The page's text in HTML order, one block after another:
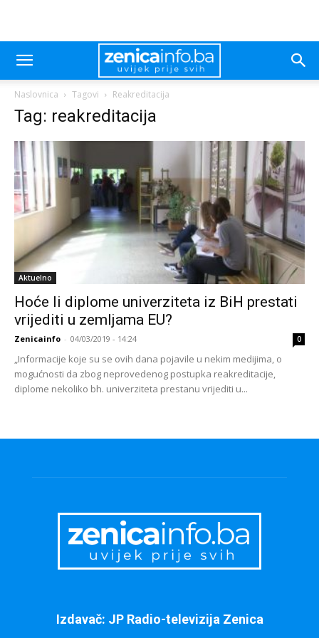
Naslovnica Tagovi Reakreditacija
Tag: reakreditacija
Aktuelno
Hoće li diplome univerziteta iz BiH prestati
vrijediti u zemljama EU?
Zenicainfo - 04/03/2019 - 14:24 0
„Informacije koje su se ovih dana pojavile u nekim medijima, o
mogućnosti da zbog neprovedenog postupka reakreditacije,
diplome nekoliko bh. univerziteta prestanu vrijediti u...
Izdavač: JP Radio-televizija Zenica